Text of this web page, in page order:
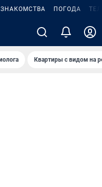
ЗНАКОМСТВА ПОГОДА
Квартиры с видом на